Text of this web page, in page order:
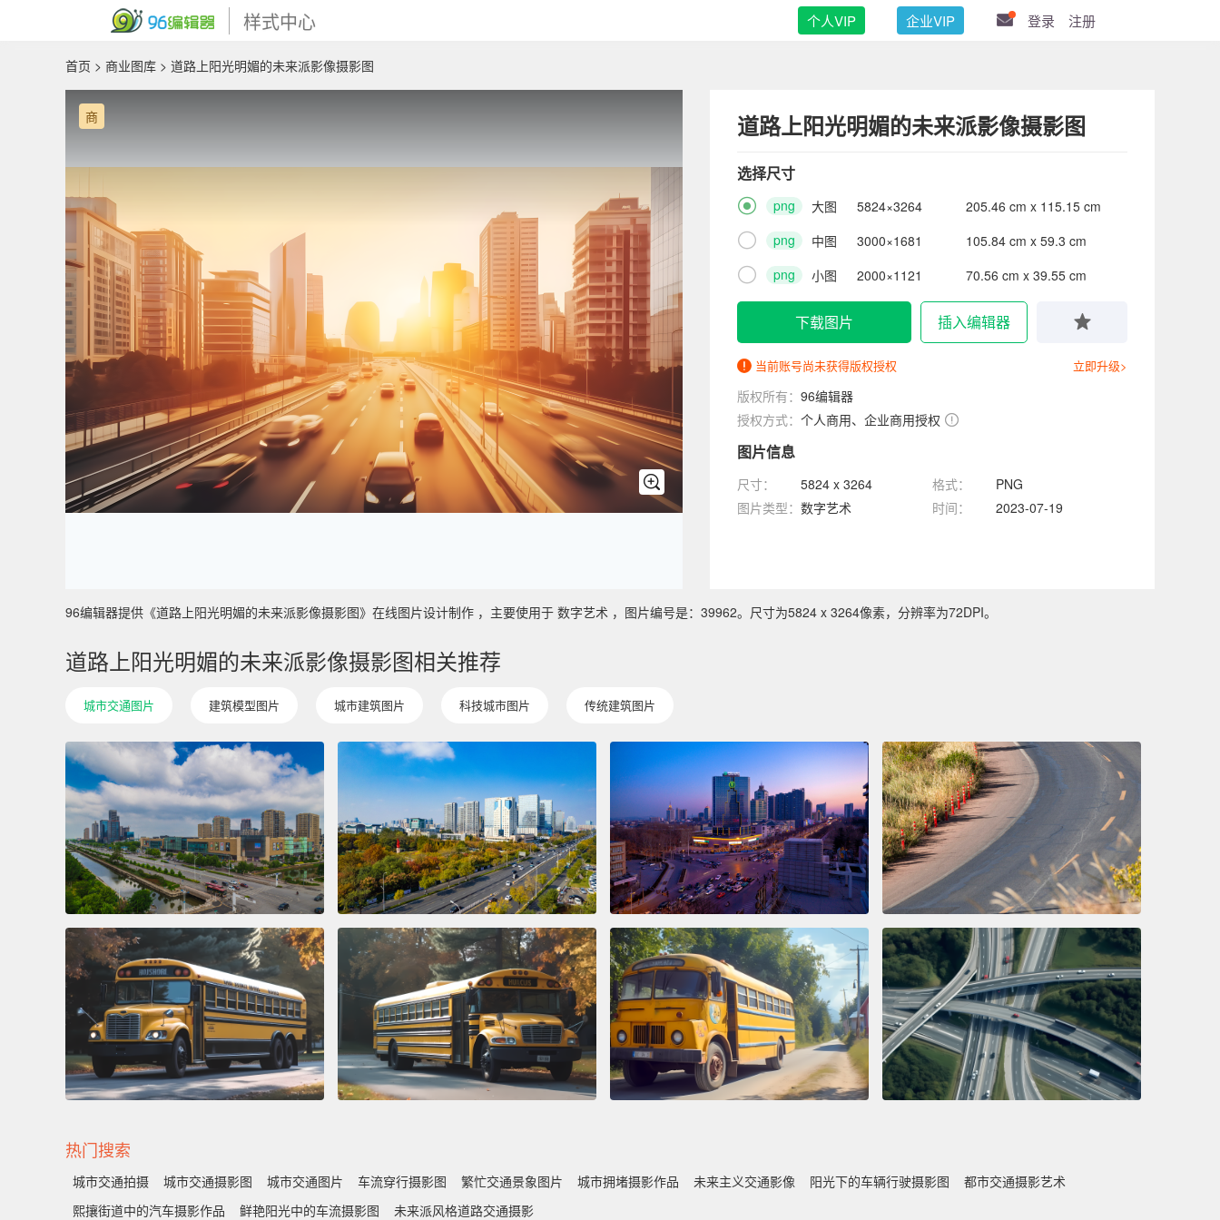
样式中心 个人VIP 企业VIP 登录 注册
首页 > 商业图库 > 道路上阳光明媚的未来派影像摄影图
商 道路上阳光明媚的未来派影像摄影图
选择尺寸
 png 大图 5824×3264 205.46 cm x 115.15 cm
 png 中图 3000×1681 105.84 cm x 59.3 cm
 png 小图 2000×1121 70.56 cm x 39.55 cm
下载图片 插入编辑器
当前账号尚未获得版权授权 立即升级>
版权所有： 96编辑器
授权方式： 个人商用、企业商用授权
图片信息
尺寸： 5824 x 3264 格式：
PNG
图片类型： 数字艺术 时间： 2023-07-19
96编辑器提供《道路上阳光明媚的未来派影像摄影图》在线图片设计制作 ，主要使用于 数字艺术 ，图片编号是：39962。尺寸为5824 x 3264像素，分辨率为72DPI。
道路上阳光明媚的未来派影像摄影图相关推荐
城市交通图片 建筑模型图片 城市建筑图片 科技城市图片 传统建筑图片
热门搜索
城市交通拍摄 城市交通摄影图 城市交通图片 车流穿行摄影图 繁忙交通景象图片 城市拥堵摄影作品 未来主义交通影像 阳光下的车辆行驶摄影图
都市交通摄影艺术
熙攘街道中的汽车摄影作品
鲜艳阳光中的车流摄影图 未来派风格道路交通摄影